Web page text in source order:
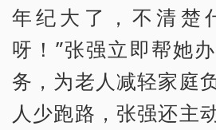
年纪大了，不清楚
呀！”张强立即帮她
务，为老人减轻家庭
人少跑路，张强还主